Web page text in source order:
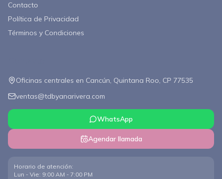
Contacto
Política de Privacidad
Términos y Condiciones
Oficinas centrales en Cancún, Quintana Roo, CP 77535
ventas@tdbyanarivera.com
WhatsApp
Agendar llamada
Horario de atención:
Lun - Vie: 9:00 AM - 7:00 PM